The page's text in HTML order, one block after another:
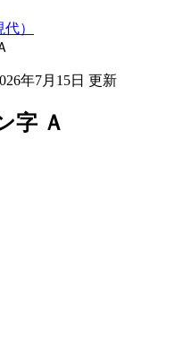
）
年7月15日 更新
字 Ａ